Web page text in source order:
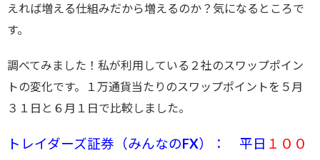
えれば増える仕組みだから増えるのか？気になるところで
す。
調べてみました！私が利用している２社のスワップポイン
トの変化です。１万通貨当たりのスワップポイントを５月
３１日と６月１日で比較しました。
トレイダーズ証券（みんなのFX）： 平日 １００